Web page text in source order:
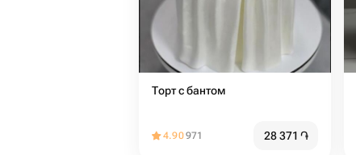
Торт с бантом
4.90971 28 371 ֏